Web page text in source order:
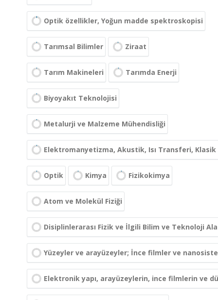
Optik özellikler, Yoğun madde spektroskopisi
Tarımsal Bilimler Ziraat
Tarım Makineleri Tarımda Enerji
Biyoyakıt Teknolojisi
Metalurji ve Malzeme Mühendisliği
Elektromanyetizma, Akustik, Isı Transferi,
Optik Kimya Fizikokimya
Atom ve Molekül Fiziği
Disiplinlerarası Fizik ve İlgili Bilim ve Teknoloji
Yüzeyler ve arayüzeyler; İnce filmler ve
Elektronik yapı, arayüzeylerin, ince filmlerin ve